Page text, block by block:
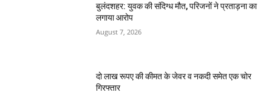
बुलंदशहर: युवक की संदिग्ध मौत, परिजनों ने प्रताड़ना का
लगाया आरोप
August 7, 2026
दो लाख रूपए की कीमत के जेवर व नकदी समेत एक चोर
गिरफ्तार